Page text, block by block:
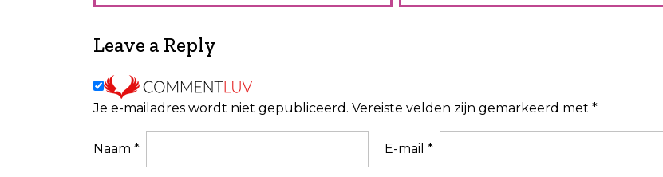
i
h
t
n
Leave a Reply
Je e-mailadres wordt niet gepubliceerd. Vereiste velden zijn gemarkeerd met *
Naam * E-mail *